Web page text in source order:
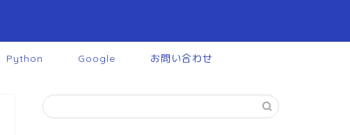
Python Google お問い合わせ